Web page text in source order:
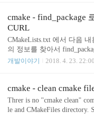
고 있는데 CLion 이 없었다
프로젝트 최상위 디렉토리
oject C) 를 지정하면 디렉
정한 프로젝트명으로 나온
가 있다고 가정하자. lib 디
cmake - find_package
CURL
CMakeLists.txt 에서 다음
의 정보를 찾아서
당 해 준다.
nd (since CMake 2.8.8)
CURL_LIBRARIES 과
서상 CURL_LIBRARIES 사
개발이야기 2018. 4. 23. 22:00
cmake - clean cmake
Threr is no "cmake clean"
le and CMakeFiles directory.